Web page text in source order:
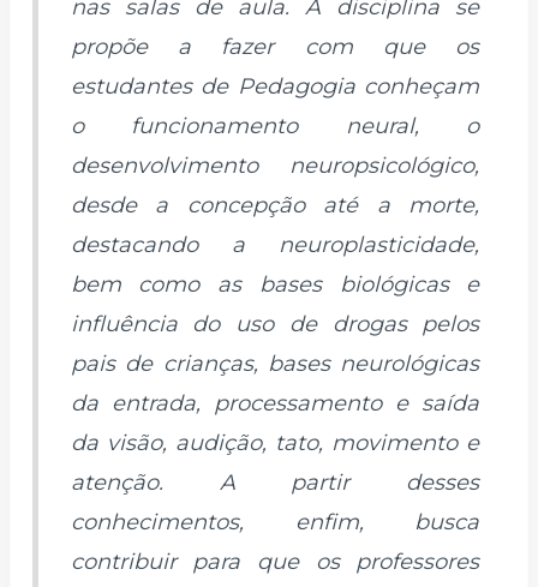
nas salas de aula. A disciplina se
propõe a fazer com que os
estudantes de Pedagogia conheçam
o funcionamento neural, o
desenvolvimento neuropsicológico,
desde a concepção até a morte,
destacando a neuroplasticidade,
bem como as bases biológicas e
influência do uso de drogas pelos
pais de crianças, bases neurológicas
da entrada, processamento e saída
da visão, audição, tato, movimento e
atenção. A partir desses
conhecimentos, enfim, busca
contribuir para que os professores